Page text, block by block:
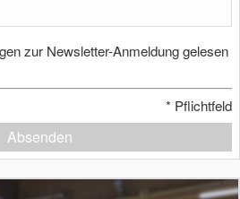
zur Newsletter-Anmeldung gelesen
* Pflichtfeld
Absenden